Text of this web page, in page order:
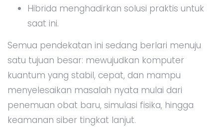
Hibrida menghadirkan solusi praktis untuk
saat ini.
Semua pendekatan ini sedang berlari menuju
satu tujuan besar: mewujudkan komputer
kuantum yang stabil, cepat, dan mampu
menyelesaikan masalah nyata mulai dari
penemuan obat baru, simulasi fisika, hingga
keamanan siber tingkat lanjut.